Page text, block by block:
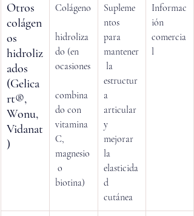
Otros
colágen
os
hidroliz
ados
(Gelica
rt®,
Wonu,
Vidanat
)
Colágeno
hidroliza
do (en
ocasiones
combina
do con
vitamina
C,
magnesio
o
biotina)
Supleme
ntos
para
mantener
la
estructur
a
articular
y
mejorar
la
elasticida
d
cutánea
Informac
ión
comercia
l